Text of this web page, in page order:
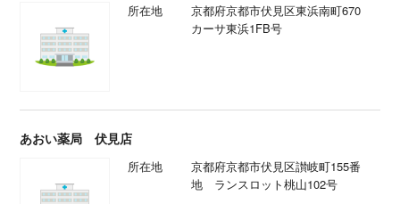
所在地
京都府京都市伏見区東浜南町670
カーサ東浜1FB号
あおい薬局 伏見店
所在地
京都府京都市伏見区讃岐町155番
地 ランスロット桃山102号